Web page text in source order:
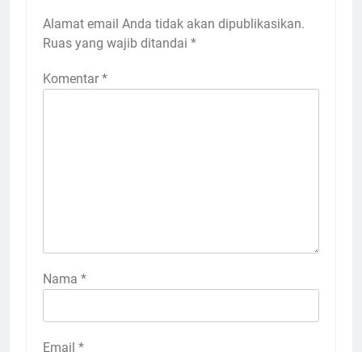
Alamat email Anda tidak akan dipublikasikan.
Ruas yang wajib ditandai *
Komentar *
Nama *
Email *